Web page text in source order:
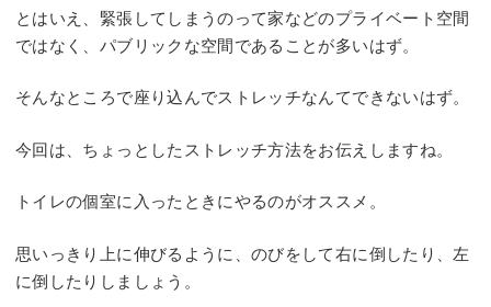
とはいえ、緊張してしまうのって家などのプライベート空間
ではなく、パブリックな空間であることが多いはず。
そんなところで座り込んでストレッチなんてできないはず。
今回は、ちょっとしたストレッチ方法をお伝えしますね。
トイレの個室に入ったときにやるのがオススメ。
思いっきり上に伸びるように、のびをして右に倒したり、左
に倒したりしましょう。